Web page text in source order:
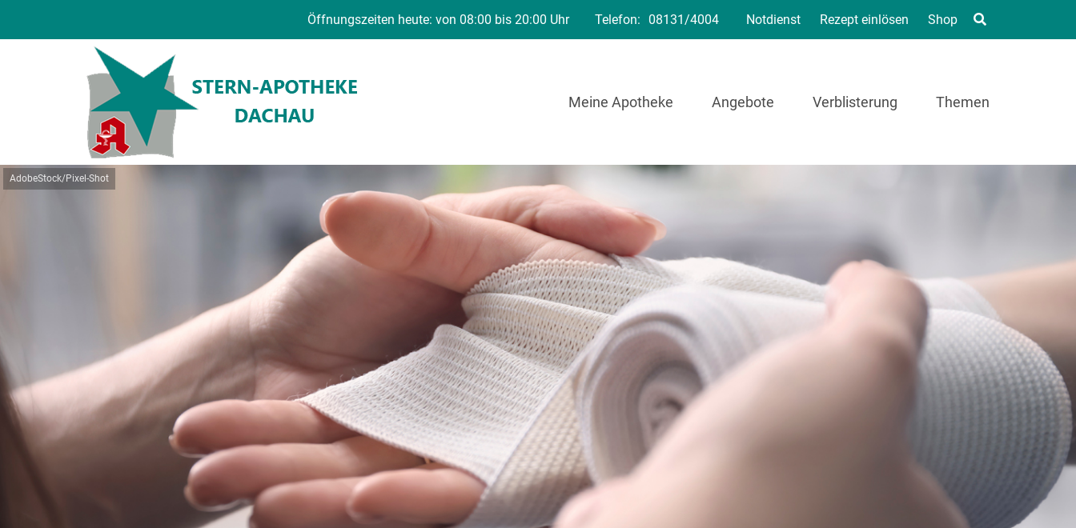
Öffnungszeiten heute: von 08:00 bis 20:00 Uhr Telefon: 08131/4004 Notdienst Rezept einlösen Shop
Meine Apotheke Angebote Verblisterung Themen
AdobeStock/Pixel-Shot